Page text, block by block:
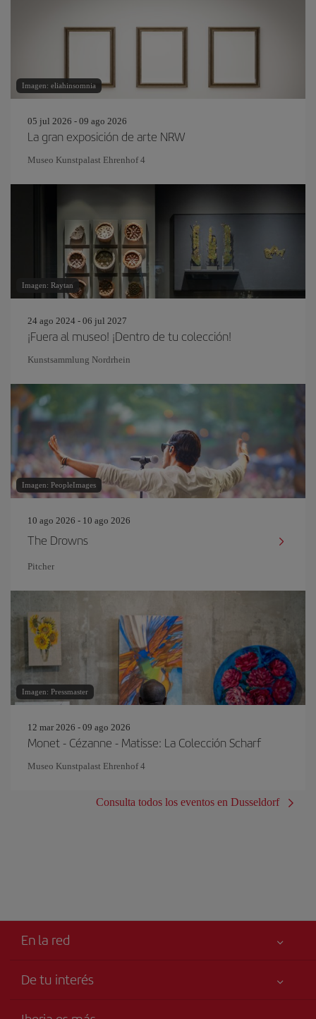
Imagen: eliahinsomnia
05 jul 2026 - 09 ago 2026
La gran exposición de arte NRW
Museo Kunstpalast Ehrenhof 4
Imagen: Raytan
24 ago 2024 - 06 jul 2027
¡Fuera al museo! ¡Dentro de tu colección!
Kunstsammlung Nordrhein
Imagen: PeopleImages
10 ago 2026 - 10 ago 2026
The Drowns
Pitcher
Imagen: Pressmaster
12 mar 2026 - 09 ago 2026
Monet - Cézanne - Matisse: La Colección Scharf
Museo Kunstpalast Ehrenhof 4
Consulta todos los eventos en Dusseldorf
En la red
De tu interés